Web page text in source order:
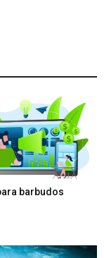
barbudos